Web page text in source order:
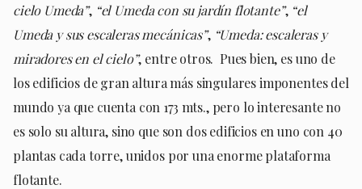
cielo Umeda”, “el Umeda con su jardín flotante”, “el
Umeda y sus escaleras mecánicas”, “Umeda: escaleras y
miradores en el cielo”, entre otros. Pues bien, es uno de
los edificios de gran altura más singulares imponentes del
mundo ya que cuenta con 173 mts., pero lo interesante no
es solo su altura, sino que son dos edificios en uno con 40
plantas cada torre, unidos por una enorme plataforma
flotante.